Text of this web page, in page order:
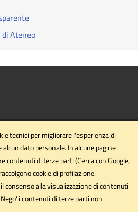
Ateneo
civile ed ambientale
degli Studi di Perugia
Duranti - Perugia
tecnici per migliorare l'esperienza di
dato personale. In alcune pagine
contenuti di terze parti (Cerca con Google,
cookie di profilazione.
consenso alla visualizzazione di contenuti
i contenuti di terze parti non